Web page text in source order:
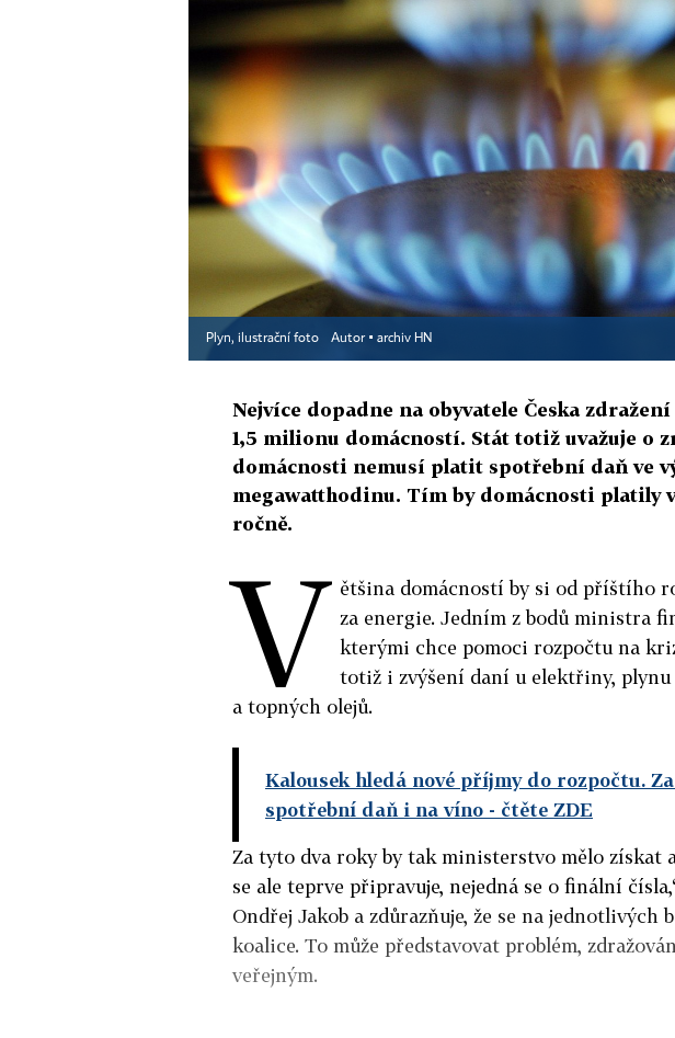
Plyn, ilustrační foto Autor ▪ archiv HN
Nejvíce dopadne na obyvatele Česka
1,5 milionu domácností. Stát totiž uvažuje o
domácnosti nemusí platit spotřební daň ve
megawatthodinu. Tím by domácnosti platily
ročně.
V ětšina domácností by si od příštího
za energie. Jedním z bodů ministra
kterými chce pomoci rozpočtu na
totiž i zvýšení daní u elektřiny, plynu
a topných olejů.
Kalousek hledá nové příjmy do rozpočtu.
spotřební daň i na víno - čtěte ZDE
Za tyto dva roky by tak ministerstvo mělo získat
se ale teprve připravuje, nejedná se o finální
Ondřej Jakob a zdůrazňuje, že se na jednotlivých
koalice. To může představovat problém,
veřejným.